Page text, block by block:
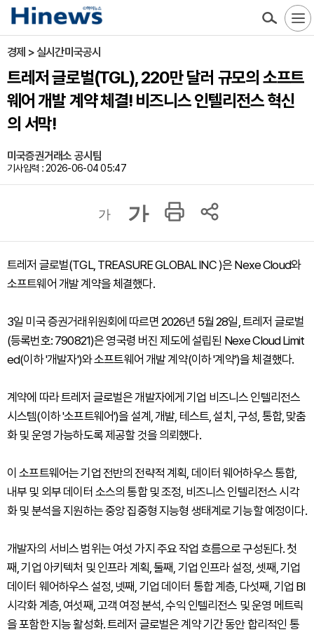
경제 > 실시간미국공시
트레저 글로벌(TGL), 220만 달러 규모의 소프트
웨어 개발 계약 체결! 비즈니스 인텔리전스 혁신
의 서막!
미국증권거래소 공시팀
기사입력 : 2026-06-04 05:47
가 가
트레저 글로벌(TGL, TREASURE GLOBAL INC )은 Nexe Cloud와
소프트웨어 개발 계약을 체결했다.
3일 미국 증권거래위원회에 따르면 2026년 5월 28일, 트레저 글로벌
(등록번호: 790821)은 영국령 버진 제도에 설립된 Nexe Cloud Limit
ed(이하 '개발자')와 소프트웨어 개발 계약(이하 '계약')을 체결했다.
계약에 따라 트레저 글로벌은 개발자에게 기업 비즈니스 인텔리전스
시스템(이하 '소프트웨어')을 설계, 개발, 테스트, 설치, 구성, 통합, 맞춤
화 및 운영 가능하도록 제공할 것을 의뢰했다.
이 소프트웨어는 기업 전반의 전략적 계획, 데이터 웨어하우스 통합,
내부 및 외부 데이터 소스의 통합 및 조정, 비즈니스 인텔리전스 시각
화 및 분석을 지원하는 중앙 집중형 지능형 생태계로 기능할 예정이다.
개발자의 서비스 범위는 여섯 가지 주요 작업 흐름으로 구성된다. 첫
째, 기업 아키텍처 및 인프라 계획, 둘째, 기업 인프라 설정, 셋째, 기업
데이터 웨어하우스 설정, 넷째, 기업 데이터 통합 계층, 다섯째, 기업 BI
시각화 계층, 여섯째, 고객 여정 분석, 수익 인텔리전스 및 운영 메트릭
을 포함한 지능 활성화. 트레저 글로벌은 계약 기간 동안 합리적인 통